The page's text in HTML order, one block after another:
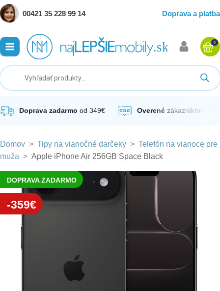
00421 35 228 99 14 Doprava a platba
0
Doprava zadarmo od 349€ Overené zákazníkmi
Domov > Tipy na vianočné darčeky > Telefón na vianoce pre
muža > Apple iPhone Air 256GB Space Black
DOPRAVA ZADARMO
-359€